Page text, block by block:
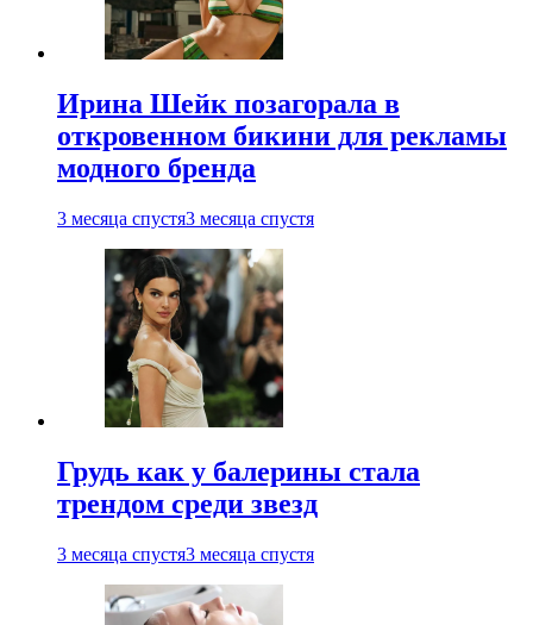
Ирина Шейк позагорала в
откровенном бикини для рекламы
модного бренда
3 месяца спустя3 месяца спустя
Грудь как у балерины стала
трендом среди звезд
3 месяца спустя3 месяца спустя